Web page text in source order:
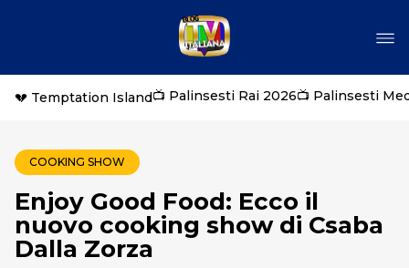
💔 Temptation Island📺 Palinsesti Rai 2026📺 Palinsesti
COOKING SHOW
Enjoy Good Food: Ecco il
nuovo cooking show di Csaba
Dalla Zorza